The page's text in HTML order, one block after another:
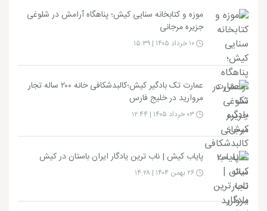
موزه و کتابخانه سنایی کیش؛ پناهگاه آرامش در شلوغی
جزیره مرجانی
عمارت تک بادگیر کیش؛کالبدشکافی خانه ۲۰۰ ساله تجار
مروارید در خلیج فارس
پایاب کیش | ناب ترین یادگار ایران باستان در کیش